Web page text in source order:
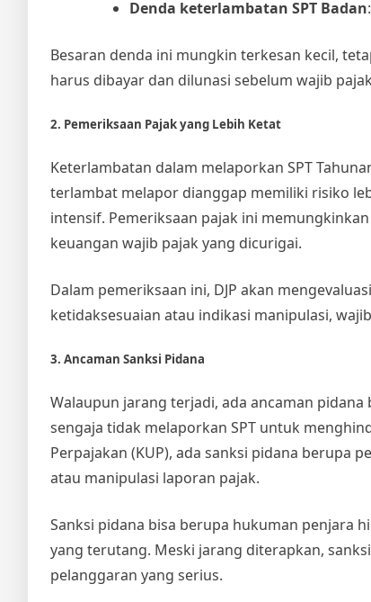
Denda keterlambatan SPT Badan
Besaran denda ini mungkin terkesan kecil,
harus dibayar dan dilunasi sebelum wajib
2. Pemeriksaan Pajak yang Lebih Ketat
Keterlambatan dalam melaporkan SPT
terlambat melapor dianggap memiliki risiko
intensif. Pemeriksaan pajak ini
keuangan wajib pajak yang dicurigai.
Dalam pemeriksaan ini, DJP akan
ketidaksesuaian atau indikasi manipulasi,
3. Ancaman Sanksi Pidana
Walaupun jarang terjadi, ada ancaman
sengaja tidak melaporkan SPT untuk
Perpajakan (KUP), ada sanksi pidana berupa
atau manipulasi laporan pajak.
Sanksi pidana bisa berupa hukuman penjara
yang terutang. Meski jarang diterapkan,
pelanggaran yang serius.